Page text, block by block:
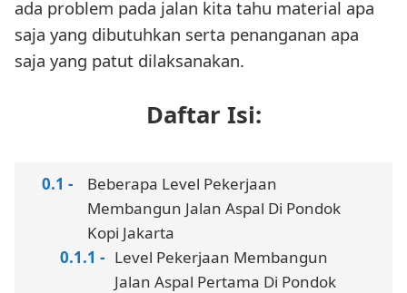
ada problem pada jalan kita tahu material apa
saja yang dibutuhkan serta penanganan apa
saja yang patut dilaksanakan.
Daftar Isi:
Beberapa Level Pekerjaan
Membangun Jalan Aspal Di Pondok
Kopi Jakarta
Level Pekerjaan Membangun
Jalan Aspal Pertama Di Pondok